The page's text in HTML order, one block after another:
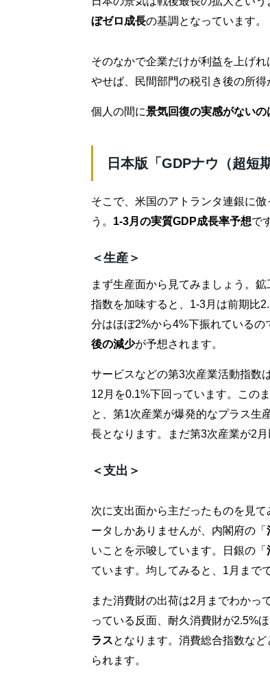
ぼゼロ成長の基調となっています。
そのなかで企業だけが利益を上げ
やせば、民間部門の税引き後の所得
個人の間に景気回復の実感がない
日本版「GDPナウ（超短
そこで、米国のアトランタ連銀に
う。 1-3月の実質GDP成長率予想で
＜生産＞
まず生産面から見てみましょう。
指数を加味すると、1-3月は前期比
分はほぼ2%から4%下振れているの
後の減少が予想されます。
サービスなどの第3次産業活動指数
12月を0.1%下回っています。この
と、第1次産業が爆発的なプラス生
長となります。まだ第3次産業が2
＜支出＞
次に支出面から主だったものを見
ータしかありませんが、内閣府の「
いことを示唆しています。日銀の「
ています。均してみると、1月まで
また消費財の出荷は2月までわかっ
っている反面、耐久消費財が2.5%
ラスとなります。消費総合指数な
られます。